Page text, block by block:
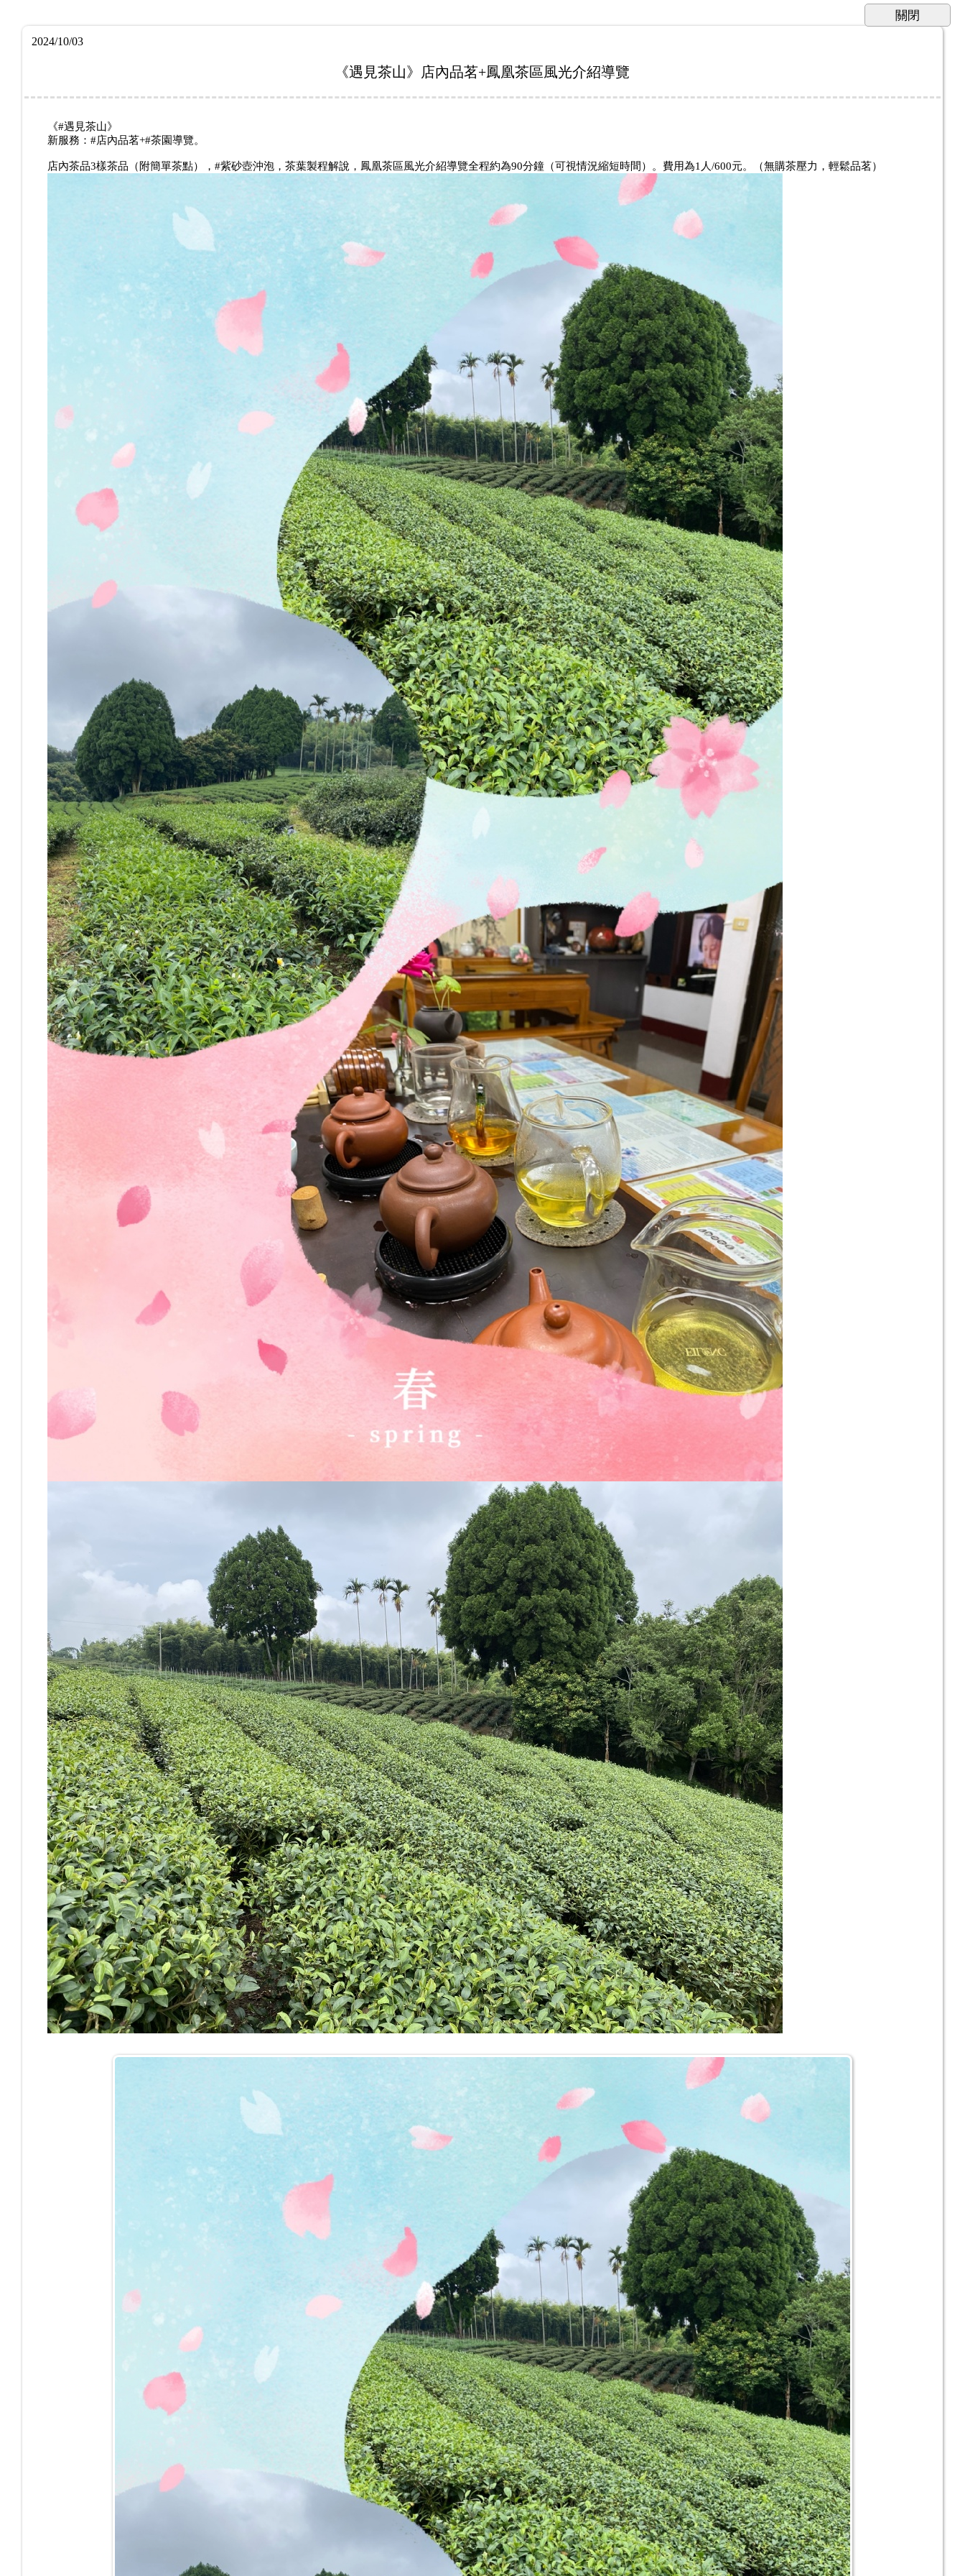
2024/10/03
《遇見茶山》店內品茗+鳳凰茶區風光介紹導覽
《#遇見茶山》
新服務：#店內品茗+#茶園導覽。
店內茶品3樣茶品（附簡單茶點），#紫砂壺沖泡，茶葉製程解說，鳳凰茶區風光介紹導覽全程約為90分鐘（可視情況縮短時間）。費用為1人/600元。（無購茶壓力，輕鬆品茗）